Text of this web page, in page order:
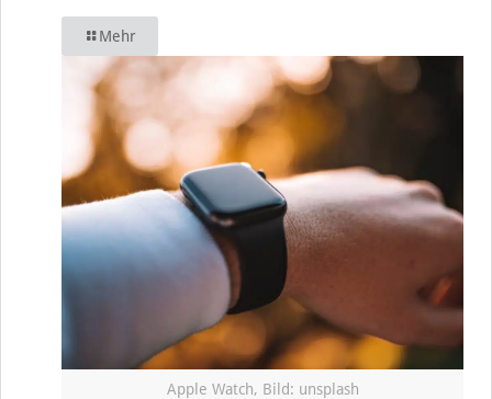
Mehr
Apple Watch, Bild: unsplash